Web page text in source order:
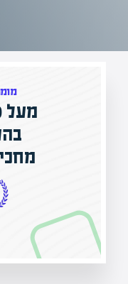
בהערכות שווי
מחכים לכם באתר